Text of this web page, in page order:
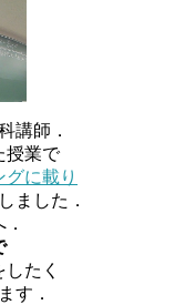
講師．
授業で
に載り
ました．
たく
す．